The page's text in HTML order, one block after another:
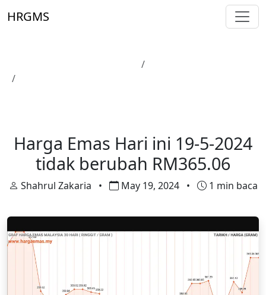
HRGMS
Harga Emas Hari ini 19-5-2024
tidak berubah RM365.06
Shahrul Zakaria • May 19, 2024 • 1 min baca